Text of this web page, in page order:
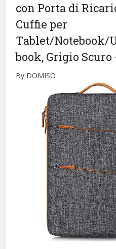
con Porta di
Cuffie per
Tablet/Notebook/
book, Grigio Scuro
By DOMISO